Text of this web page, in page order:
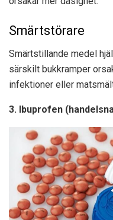
Smärtstörare
Smärtstillande medel
särskilt bukkramper
infektioner eller
3. Ibuprofen